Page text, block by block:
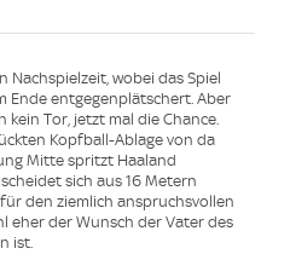
Nachspielzeit, wobei das Spiel
Ende entgegenplätschert. Aber
kein Tor, jetzt mal die Chance.
Kopfball-Ablage von da
Mitte spritzt Haaland
sich aus 16 Metern
den ziemlich anspruchsvollen
eher der Wunsch der Vater des
ist.